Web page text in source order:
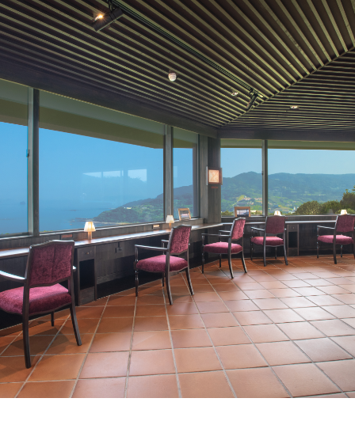
Japanese